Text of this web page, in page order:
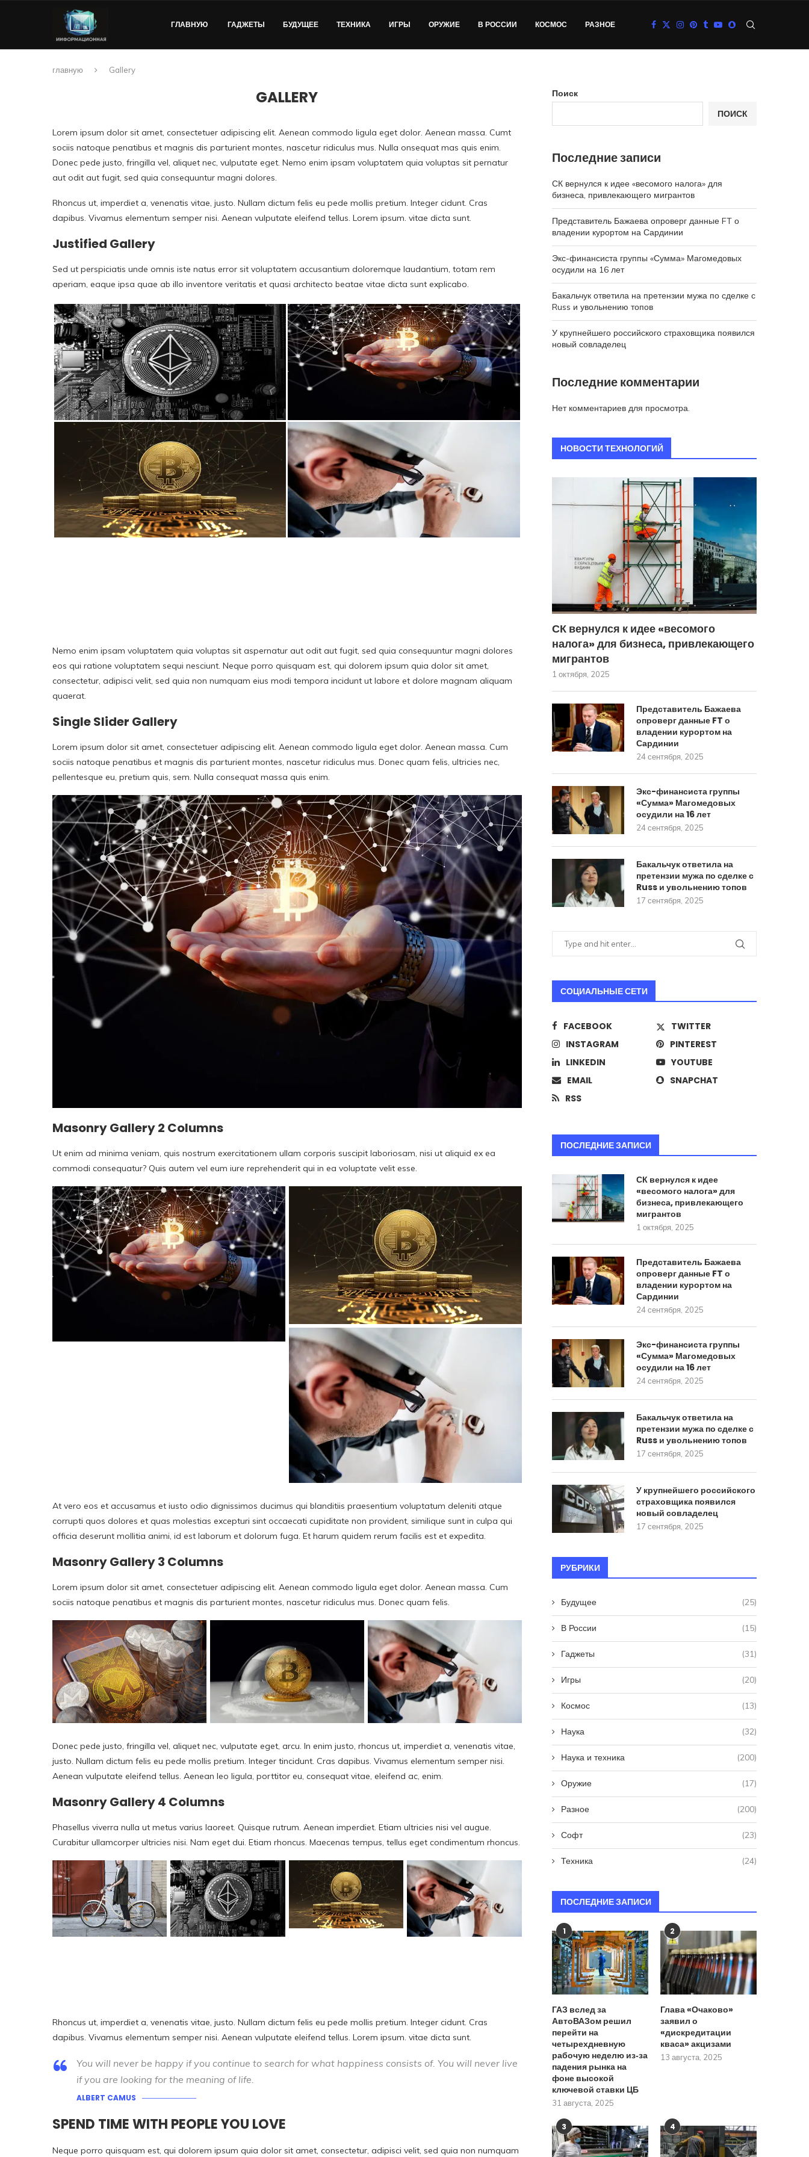
ГЛАВНУЮ ГАДЖЕТЫ БУДУЩЕЕ ТЕХНИКА ИГРЫ ОРУЖИЕ В РОССИИ КОСМОС РАЗНОЕ
главную Gallery
GALLERY
Lorem ipsum dolor sit amet, consectetuer adipiscing elit. Aenean commodo ligula eget dolor. Aenean massa. Cumt
sociis natoque penatibus et magnis dis parturient montes, nascetur ridiculus mus. Nulla onsequat mas quis enim.
Donec pede justo, fringilla vel, aliquet nec, vulputate eget. Nemo enim ipsam voluptatem quia voluptas sit pernatur
aut odit aut fugit, sed quia consequuntur magni dolores.
Rhoncus ut, imperdiet a, venenatis vitae, justo. Nullam dictum felis eu pede mollis pretium. Integer cidunt. Cras
dapibus. Vivamus elementum semper nisi. Aenean vulputate eleifend tellus. Lorem ipsum. vitae dicta sunt.
Justified Gallery
Sed ut perspiciatis unde omnis iste natus error sit voluptatem accusantium doloremque laudantium, totam rem
aperiam, eaque ipsa quae ab illo inventore veritatis et quasi architecto beatae vitae dicta sunt explicabo.
Nemo enim ipsam voluptatem quia voluptas sit aspernatur aut odit aut fugit, sed quia consequuntur magni dolores
eos qui ratione voluptatem sequi nesciunt. Neque porro quisquam est, qui dolorem ipsum quia dolor sit amet,
consectetur, adipisci velit, sed quia non numquam eius modi tempora incidunt ut labore et dolore magnam aliquam
quaerat.
Single Slider Gallery
Lorem ipsum dolor sit amet, consectetuer adipiscing elit. Aenean commodo ligula eget dolor. Aenean massa. Cum
sociis natoque penatibus et magnis dis parturient montes, nascetur ridiculus mus. Donec quam felis, ultricies nec,
pellentesque eu, pretium quis, sem. Nulla consequat massa quis enim.
Masonry Gallery 2 Columns
Ut enim ad minima veniam, quis nostrum exercitationem ullam corporis suscipit laboriosam, nisi ut aliquid ex ea
commodi consequatur? Quis autem vel eum iure reprehenderit qui in ea voluptate velit esse.
At vero eos et accusamus et iusto odio dignissimos ducimus qui blanditiis praesentium voluptatum deleniti atque
corrupti quos dolores et quas molestias excepturi sint occaecati cupiditate non provident, similique sunt in culpa qui
officia deserunt mollitia animi, id est laborum et dolorum fuga. Et harum quidem rerum facilis est et expedita.
Masonry Gallery 3 Columns
Lorem ipsum dolor sit amet, consectetuer adipiscing elit. Aenean commodo ligula eget dolor. Aenean massa. Cum
sociis natoque penatibus et magnis dis parturient montes, nascetur ridiculus mus. Donec quam felis.
Donec pede justo, fringilla vel, aliquet nec, vulputate eget, arcu. In enim justo, rhoncus ut, imperdiet a, venenatis vitae,
justo. Nullam dictum felis eu pede mollis pretium. Integer tincidunt. Cras dapibus. Vivamus elementum semper nisi.
Aenean vulputate eleifend tellus. Aenean leo ligula, porttitor eu, consequat vitae, eleifend ac, enim.
Masonry Gallery 4 Columns
Phasellus viverra nulla ut metus varius laoreet. Quisque rutrum. Aenean imperdiet. Etiam ultricies nisi vel augue.
Curabitur ullamcorper ultricies nisi. Nam eget dui. Etiam rhoncus. Maecenas tempus, tellus eget condimentum rhoncus.
Rhoncus ut, imperdiet a, venenatis vitae, justo. Nullam dictum felis eu pede mollis pretium. Integer cidunt. Cras
dapibus. Vivamus elementum semper nisi. Aenean vulputate eleifend tellus. Lorem ipsum. vitae dicta sunt.
You will never be happy if you continue to search for what happiness consists of. You will never live
if you are looking for the meaning of life.
ALBERT CAMUS
SPEND TIME WITH PEOPLE YOU LOVE
Neque porro quisquam est, qui dolorem ipsum quia dolor sit amet, consectetur, adipisci velit, sed quia non numquam
Поиск
ПОИСК
Последние записи
СК вернулся к идее «весомого налога» для
бизнеса, привлекающего мигрантов
Представитель Бажаева опроверг данные FT о
владении курортом на Сардинии
Экс-финансиста группы «Сумма» Магомедовых
осудили на 16 лет
Бакальчук ответила на претензии мужа по сделке с
Russ и увольнению топов
У крупнейшего российского страховщика появился
новый совладелец
Последние комментарии
Нет комментариев для просмотра.
НОВОСТИ ТЕХНОЛОГИЙ
СК вернулся к идее «весомого
налога» для бизнеса, привлекающего
мигрантов
1 октября, 2025
Представитель Бажаева
опроверг данные FT о
владении курортом на
Сардинии
24 сентября, 2025
Экс-финансиста группы
«Сумма» Магомедовых
осудили на 16 лет
24 сентября, 2025
Бакальчук ответила на
претензии мужа по сделке с
Russ и увольнению топов
17 сентября, 2025
СОЦИАЛЬНЫЕ СЕТИ
FACEBOOK
TWITTER
INSTAGRAM
PINTEREST
LINKEDIN
YOUTUBE
EMAIL
SNAPCHAT
RSS
ПОСЛЕДНИЕ ЗАПИСИ
СК вернулся к идее
«весомого налога» для
бизнеса, привлекающего
мигрантов
1 октября, 2025
Представитель Бажаева
опроверг данные FT о
владении курортом на
Сардинии
24 сентября, 2025
Экс-финансиста группы
«Сумма» Магомедовых
осудили на 16 лет
24 сентября, 2025
Бакальчук ответила на
претензии мужа по сделке с
Russ и увольнению топов
17 сентября, 2025
У крупнейшего российского
страховщика появился
новый совладелец
17 сентября, 2025
РУБРИКИ
Будущее (25)
В России (15)
Гаджеты (31)
Игры (20)
Космос (13)
Наука (32)
Наука и техника (200)
Оружие (17)
Разное (200)
Софт (23)
Техника (24)
ПОСЛЕДНИЕ ЗАПИСИ
1
ГАЗ вслед за
АвтоВАЗом решил
перейти на
четырехдневную
рабочую неделю из‑за
падения рынка на
фоне высокой
ключевой ставки ЦБ
31 августа, 2025
2
Глава «Очаково»
заявил о
«дискредитации
кваса» акцизами
13 августа, 2025
3 4